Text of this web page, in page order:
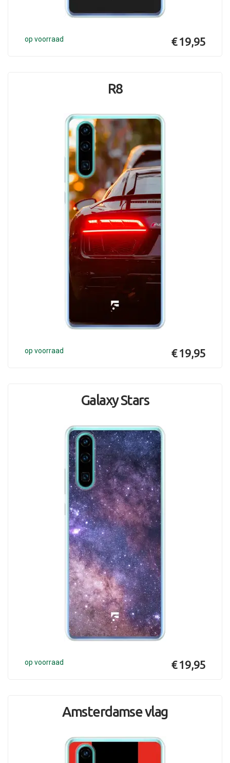
op voorraad € 19,95
R8
op voorraad € 19,95
Galaxy Stars
op voorraad € 19,95
Amsterdamse vlag